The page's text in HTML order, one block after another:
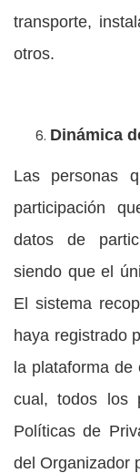
transporte,
otros.
Dinámica
Las personas
participación
datos de
siendo que el
El sistema
haya registrado
la plataforma de
cual, todos los
Políticas de
del Organizador